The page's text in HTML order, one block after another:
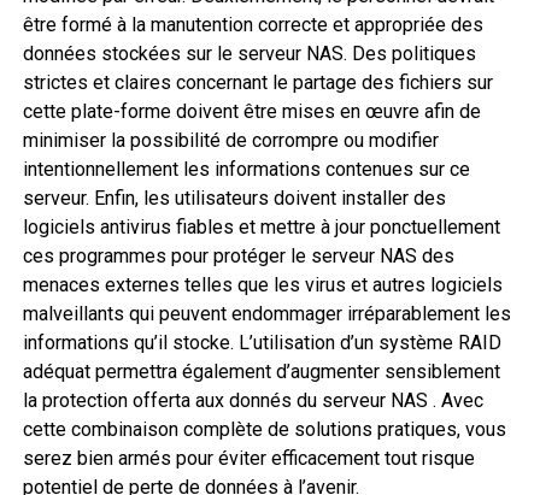
être formé à la manutention correcte et appropriée des
données stockées sur le serveur NAS. Des politiques
strictes et claires concernant le partage des fichiers sur
cette plate-forme doivent être mises en œuvre afin de
minimiser la possibilité de corrompre ou modifier
intentionnellement les informations contenues sur ce
serveur. Enfin, les utilisateurs doivent installer des
logiciels antivirus fiables et mettre à jour ponctuellement
ces programmes pour protéger le serveur NAS des
menaces externes telles que les virus et autres logiciels
malveillants qui peuvent endommager irréparablement les
informations qu’il stocke. L’utilisation d’un système RAID
adéquat permettra également d’augmenter sensiblement
la protection offerta aux donnés du serveur NAS . Avec
cette combinaison complète de solutions pratiques, vous
serez bien armés pour éviter efficacement tout risque
potentiel de perte de données à l’avenir.